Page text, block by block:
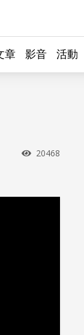
章 影音 活動
瀏覽次數
20468